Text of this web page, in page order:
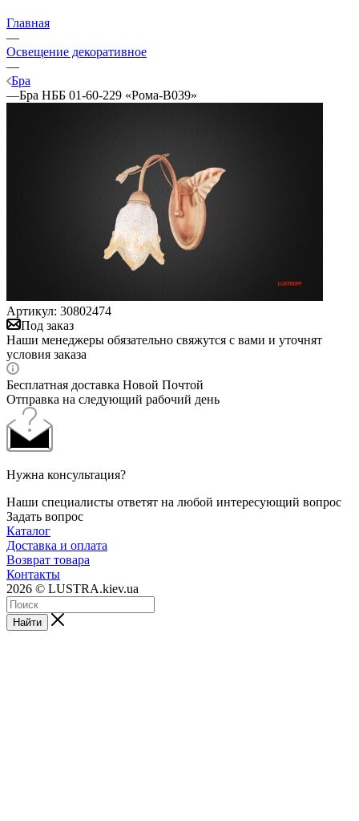
Главная
—
Освещение декоративное
—
Бра
—Бра НББ 01-60-229 «Рома-В039»
Артикул: 30802474
Под заказ
Наши менеджеры обязательно свяжутся с вами и уточнят
условия заказа
Бесплатная доставка Новой Почтой
Отправка на следующий рабочий день
Нужна консультация?
Наши специалисты ответят на любой интересующий вопрос
Задать вопрос
Каталог
Доставка и оплата
Возврат товара
Контакты
2026 © LUSTRA.kiev.ua
Найти